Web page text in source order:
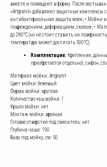
вместе и помещают в форму. После
«Artgranit» добавляют защитные комплексы с
антибактериальная защита моек; • Мойки
повреждениям: деформациям, сколам; •
до 280°С (но не стоит ставить на
температура может достигать 500°С).
Комплектация: Крепления,
приобретается отдельно), сифон,
Материал мойки: Artgranit
Цвет мойки: бежевый
Форма мойки: круглая
Количество чаш мойки: 1
Крыло мойки: нет
Монтаж мойки: врезная
Готовое отверстие под смеситель: нет
Глубина чаши: 190
База под мойку, см: 50